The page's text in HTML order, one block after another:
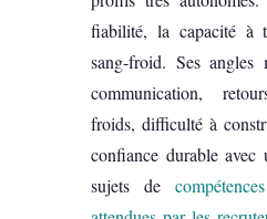
fiabilité, la capacité à
sang-froid. Ses angles
communication,
froids, difficulté à
confiance durable avec
sujets de